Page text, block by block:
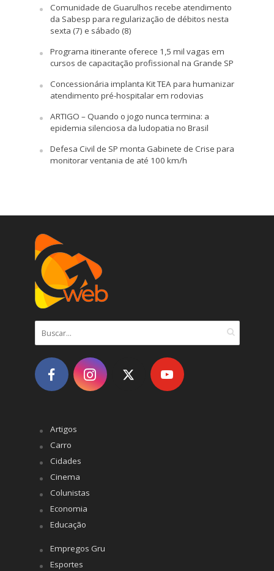
Comunidade de Guarulhos recebe atendimento
da Sabesp para regularização de débitos nesta
sexta (7) e sábado (8)
Programa itinerante oferece 1,5 mil vagas em
cursos de capacitação profissional na Grande SP
Concessionária implanta Kit TEA para humanizar
atendimento pré-hospitalar em rodovias
ARTIGO – Quando o jogo nunca termina: a
epidemia silenciosa da ludopatia no Brasil
Defesa Civil de SP monta Gabinete de Crise para
monitorar ventania de até 100 km/h
Artigos
Carro
Cidades
Cinema
Colunistas
Economia
Educação
Empregos Gru
Esportes